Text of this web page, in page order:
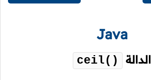
Java
الدالة ceil()